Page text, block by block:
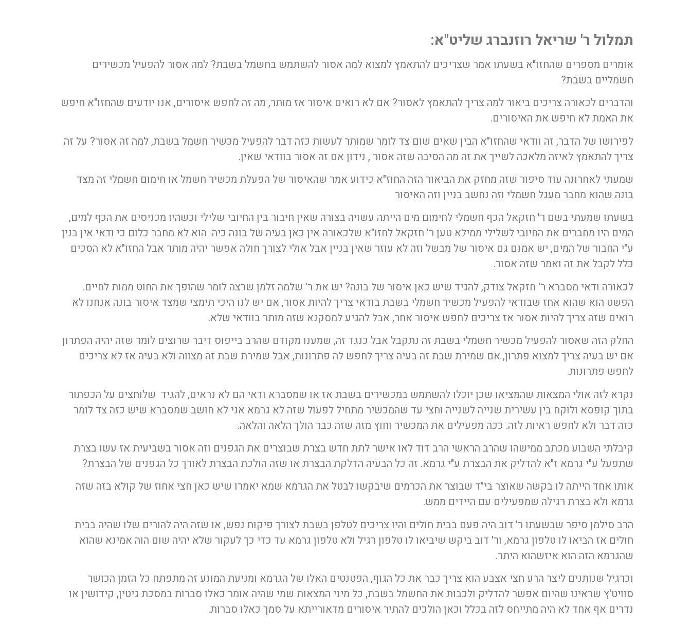
תמלול ר' שריאל רוזנברג שליט"א:
אומרים מספרים שהחזו"א בשעתו אמר שצריכים להתאמץ למצוא למה אסור להשתמש בחשמל בשבת? למה אסור להפעיל מכשירים
חשמליים בשבת?
והדברים לכאורה צריכים ביאור למה צריך להתאמץ לאסור? אם לא רואים איסור אז מותר, מה זה לחפש איסורים, אנו יודעים שהחזו"א חיפש
את האמת לא חיפש את האיסורים.
לפירושו של הדבר, זה וודאי שהחזו"א הבין שאים שום צד לומר שמותר לעשות כזה דבר להפעיל מכשיר חשמל בשבת, למה זה אסור? על זה
צריך להתאמץ לאיזה מלאכה לשייך את זה מה הסיבה שזה אסור , נידון אם זה אסור בוודאי שאין.
שמעתי לאחרונה עוד סיפור שזה מחזק את הביאור הזה החוז"א כידוע אמר שהאיסור של הפעלת מכשיר חשמל או חימום חשמלי זה מצד
בונה שהוא מחבר מעגל חשמלי וזה נחשב בניין וזה האיסור
בשעתו שמעתי בשם ר' חזקאל הכף חשמלי לחימום מים הייתה עשויה בצורה שאין חיבור בין החיובי שלילי וכשהיו מכניסים את הכף למים,
המים היו מחברים את החיובי לשלילי ממילא טען ר' חזקאל לחזו"א שלכאורה אין כאן בעיה של בונה כיה הוא לא מחבר כלום כי ודאי אין בנין
ע"י החבור של המים, יש אמנם גם איסור של מבשל וזה לא עוזר שאין בניין אבל אולי לצורך חולה אפשר יהיה מותר אבל החזו"א לא הסכים
כלל לקבל את זה ואמר שזה אסור.
לכאורה ודאי מסברא ר' חזקאל צודק, להגיד שיש כאן איסור של בונה? יש את ר' שלמה זלמן שרצה לומר שהופך את החוט ממות לחיים.
הפשט הוא שהוא אחז שבודאי להפעיל מכשיר חשמלי בשבת בודאי צריך להיות אסור, אם יש לנו היכי תימצי שמצד איסור בונה אנחנו לא
רואים שזה צריך להיות אסור אז צריכים לחפש איסור אחר, אבל להגיע למסקנא שזה מותר בוודאי שלא.
החלק הזה שאסור להפעיל מכשיר חשמלי בשבת זה נתקבל אבל כנגד זה, שמענו מקודם שהרב בייפוס דיבר שרוצים לומר שזה יהיה הפתרון
אם יש בעיה צריך למצוא פתרון, אם שמירת שבת זה בעיה צריך לחפש לה פתרונות, אבל שמירת שבת זה מצווה ולא בעיה אז לא צריכים
לחפש פתרונות.
נקרא לזה אולי המצאות שהמציאו שכן יוכלו להשתמש במכשירים בשבת אז או שמסברא ודאי הם לא נראים, להגיד שלוחצים על הכפתור
בתוך קופסא ולוקח בין עשירית שנייה לשנייה וחצי עד שהמכשיר מתחיל לפעול שזה לא גרמא אני לא חושב שמסברא שיש כזה צד לומר
כזה דבר ולא לחפש ראיות לזה. ככה מפעילים את המכשיר וחוץ מזה שזה כבר הולך הלאה והלאה.
קיבלתי השבוע מכתב ממישהו שהרב הראשי הרב דוד לאו אישר לתת חדש בצרת שבוצרים את הגפנים וזה אסור בשביעית אז עשו בצרת
שתפעל ע"י גרמא ז"א להדליק את הבצרת ע"י גרמא. זה כל הבעיה הדלקת הבצרת או שזה הולכת הבצרת לאורך כל הגפנים של הבצרת?
אותו אחד הייתה לו בקשה שאוצר בי"ד שבוצר את הכרמים שיבקשו לבטל את הגרמא שמא יאמרו שיש כאן חצי אחוז של קולא בזה שזה
גרמא ולא בצרת רגילה שמפעילים עם היידים ממש.
הרב סילמן סיפר שבשעתו ר' דוב היה פעם בבית חולים והיו צריכים לטלפן בשבת לצורך פיקוח נפש, או שזה היה להורים שלו שהיה בבית
חולים אז הביאו לו טלפון גרמא, ור' דוב ביקש שיביאו לו טלפון רגיל ולא טלפון גרמא עד כדי כך לעקור שלא יהיה שום הוה אמינא שהוא
שהגרמא הזה הוא איזשהוא היתר.
וכרגיל שנותנים ליצר הרע חצי אצבע הוא צריך כבר את כל הגוף, הפטנטים האלו של הגרמא ומניעת המונע זה מתפתח כל הזמן הכושר
סוויט'ץ שראינו שהיום אפשר להדליק ולכבות את החשמל בשבת, כל מיני המצאות שמי שהיה אומר כאלו סברות במסכת גיטין, קידושין או
נדרים אף אחד לא היה מתייחס לזה בכלל וכאן הולכים להתיר איסורים מדאורייתא על סמך כאלו סברות.